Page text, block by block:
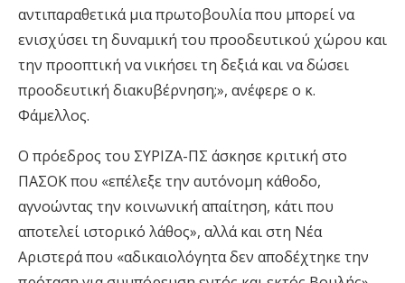
αντιπαραθετικά μια πρωτοβουλία που μπορεί να
ενισχύσει τη δυναμική του προοδευτικού χώρου και
την προοπτική να νικήσει τη δεξιά και να δώσει
προοδευτική διακυβέρνηση;», ανέφερε ο κ.
Φάμελλος.
Ο πρόεδρος του ΣΥΡΙΖΑ-ΠΣ άσκησε κριτική στο
ΠΑΣΟΚ που «επέλεξε την αυτόνομη κάθοδο,
αγνοώντας την κοινωνική απαίτηση, κάτι που
αποτελεί ιστορικό λάθος», αλλά και στη Νέα
Αριστερά που «αδικαιολόγητα δεν αποδέχτηκε την